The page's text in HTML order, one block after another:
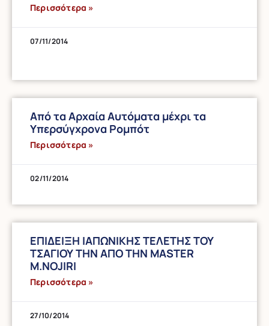
Περισσότερα »
07/11/2014
Από τα Αρχαία Αυτόματα μέχρι τα
Υπερσύγχρονα Ρομπότ
Περισσότερα »
02/11/2014
ΕΠΙΔΕΙΞΗ ΙΑΠΩΝΙΚΗΣ ΤΕΛΕΤΗΣ TOY
ΤΣΑΓΙΟΥ TΗΝ ΑΠΟ ΤΗΝ ΜASTER
M.NOJIRI
Περισσότερα »
27/10/2014